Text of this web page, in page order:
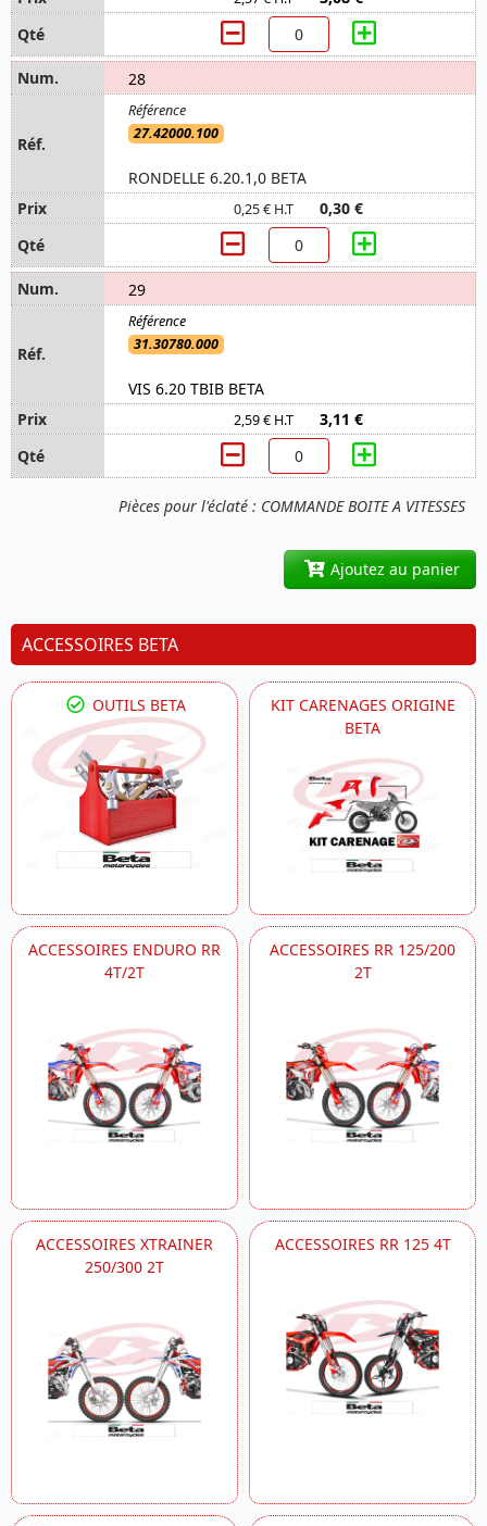
Pièces pour l'éclaté : COMMANDE BOITE A VITESSES
28
27.42000.100
RONDELLE 6.20.1,0 BETA
0,25 € H.T 0,30 €
29
31.30780.000
VIS 6.20 TBIB BETA
2,59 € H.T 3,11 €
Ajoutez au panier
ACCESSOIRES BETA
OUTILS BETA
KIT CARENAGES ORIGINE
BETA
ACCESSOIRES ENDURO RR
4T/2T
ACCESSOIRES RR 125/200
2T
ACCESSOIRES XTRAINER
250/300 2T
ACCESSOIRES RR 125 4T